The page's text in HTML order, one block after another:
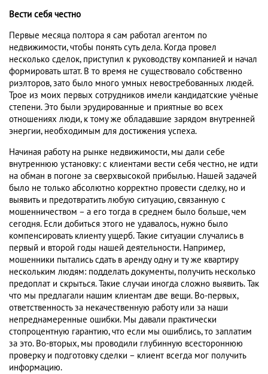
Вести себя честно
Первые месяца полтора я сам работал агентом по
недвижимости, чтобы понять суть дела. Когда провел
несколько сделок, приступил к руководству компанией и начал
формировать штат. В то время не существовало собственно
риэлторов, зато было много умных невостребованных людей.
Трое из моих первых сотрудников имели кандидатские учёные
степени. Это были эрудированные и приятные во всех
отношениях люди, к тому же обладавшие зарядом внутренней
энергии, необходимым для достижения успеха.
Начиная работу на рынке недвижимости, мы дали себе
внутреннюю установку: с клиентами вести себя честно, не идти
на обман в погоне за сверхвысокой прибылью. Нашей задачей
было не только абсолютно корректно провести сделку, но и
выявить и предотвратить любую ситуацию, связанную с
мошенничеством – а его тогда в среднем было больше, чем
сегодня. Если добиться этого не удавалось, нужно было
компенсировать клиенту ущерб. Такие ситуации случались в
первый и второй годы нашей деятельности. Например,
мошенники пытались сдать в аренду одну и ту же квартиру
нескольким людям: подделать документы, получить несколько
предоплат и скрыться. Такие случаи иногда сложно выявить. Так
что мы предлагали нашим клиентам две вещи. Во-первых,
ответственность за некачественную работу или за наши
непреднамеренные ошибки. Мы давали практически
стопроцентную гарантию, что если мы ошиблись, то заплатим
за это. Во-вторых, мы проводили глубинную всестороннюю
проверку и подготовку сделки – клиент всегда мог получить
информацию.